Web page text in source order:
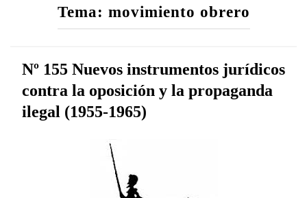
Tema: movimiento obrero
Nº 155 Nuevos instrumentos jurídicos
contra la oposición y la propaganda
ilegal (1955-1965)